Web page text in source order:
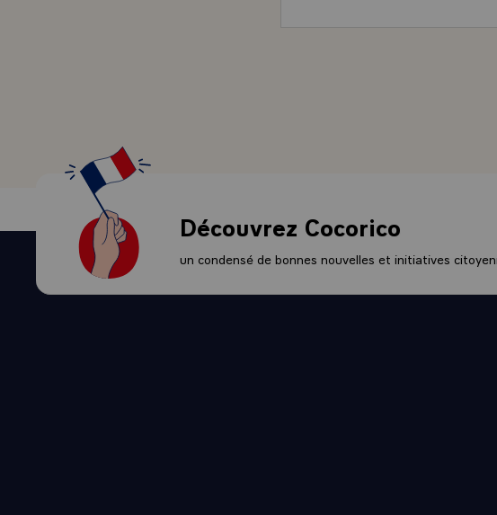
Découvrez Cocorico
un condensé de bonnes nouvelles et initiatives